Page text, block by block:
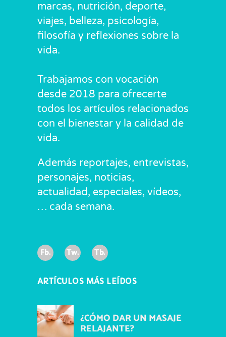
marcas, nutrición, deporte,
viajes, belleza, psicología,
filosofía y reflexiones sobre la
vida.
Trabajamos con vocación
desde 2018 para ofrecerte
todos los artículos relacionados
con el bienestar y la calidad de
vida.
Además reportajes, entrevistas,
personajes, noticias,
actualidad, especiales, vídeos,
… cada semana.
Fb. Tw. Tb.
ARTÍCULOS MÁS LEÍDOS
¿CÓMO DAR UN MASAJE
RELAJANTE?